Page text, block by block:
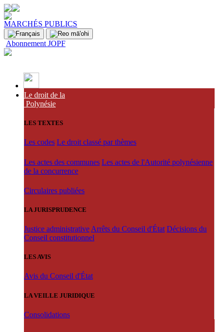
MARCHÉS PUBLICS
Abonnement JOPF
Le droit de la
Polynésie
LES TEXTES
Les codes Le droit classé par thèmes
Les actes des communes Les actes de l'Autorité polynésienne
de la concurrence
Circulaires publiées
LA JURISPRUDENCE
Justice administrative Arrêts du Conseil d'État Décisions du
Conseil constitutionnel
LES AVIS
Avis du Conseil d'État
LA VEILLE JURIDIQUE
Consolidations